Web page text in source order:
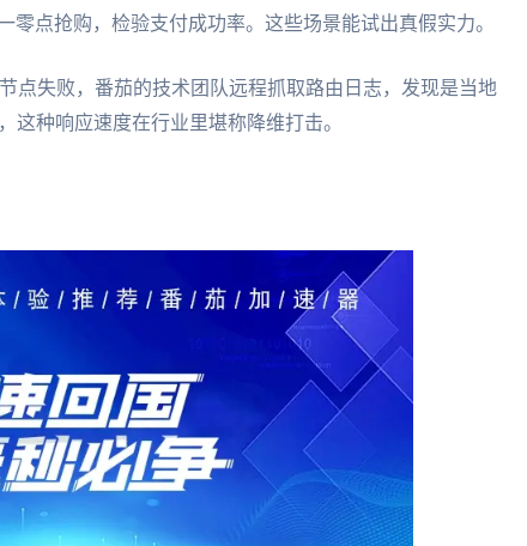
点抢购，检验支付成功率。这些场景能试出真假实力。
点失败，番茄的技术团队远程抓取路由日志，发现是当地
这种响应速度在行业里堪称降维打击。